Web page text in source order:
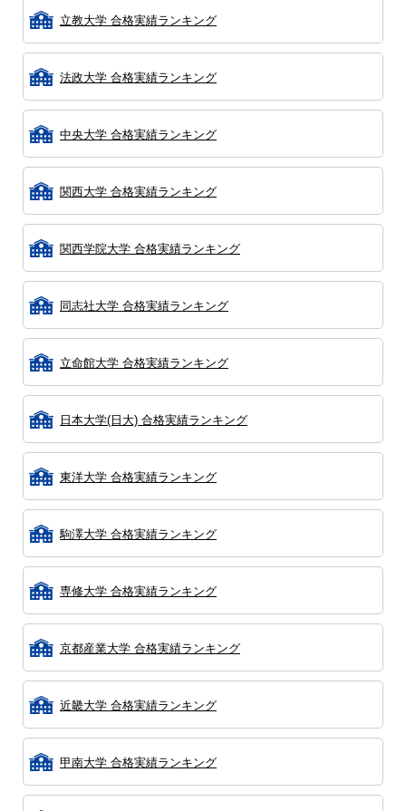
立教大学 合格実績ランキング
法政大学 合格実績ランキング
中央大学 合格実績ランキング
関西大学 合格実績ランキング
関西学院大学 合格実績ランキング
同志社大学 合格実績ランキング
立命館大学 合格実績ランキング
日本大学(日大) 合格実績ランキング
東洋大学 合格実績ランキング
駒澤大学 合格実績ランキング
専修大学 合格実績ランキング
京都産業大学 合格実績ランキング
近畿大学 合格実績ランキング
甲南大学 合格実績ランキング